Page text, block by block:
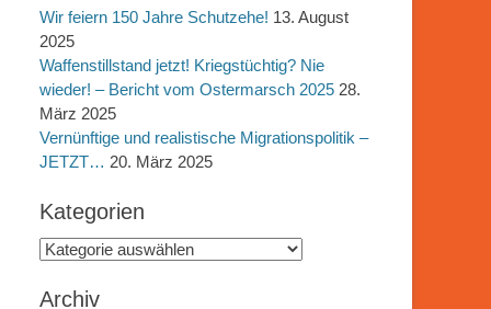
Wir feiern 150 Jahre Schutzehe! 13. August
2025
Waffenstillstand jetzt! Kriegstüchtig? Nie
wieder! – Bericht vom Ostermarsch 2025 28.
März 2025
Vernünftige und realistische Migrationspolitik –
JETZT… 20. März 2025
Kategorien
Kategorien
Archiv